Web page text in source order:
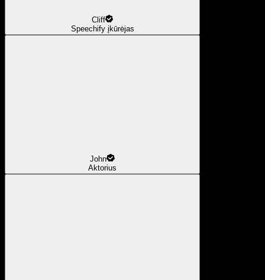
Cliff
Speechify įkūrėjas
John
Aktorius